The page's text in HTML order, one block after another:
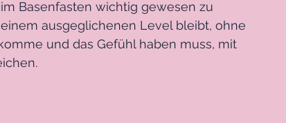
Basenfasten wichtig gewesen zu
ausgeglichenen Level bleibt, ohne
und das Gefühl haben muss, mit